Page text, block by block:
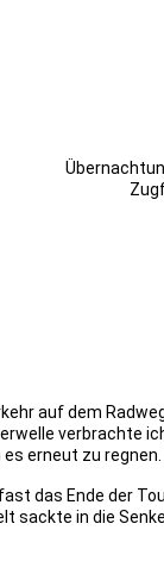
auf dem
verbrachte
erneut zu
das Ende der
sackte in die